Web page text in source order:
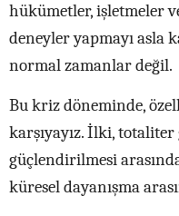
hükümetler, işletmeler
deneyler yapmayı asla
normal zamanlar değil.
Bu kriz döneminde,
karşıyayız. İlki,
güçlendirilmesi
küresel dayanışma